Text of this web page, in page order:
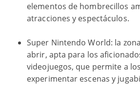
elementos de hombrecillos
atracciones y espectáculos.
Super Nintendo World: la
abrir, apta para los
videojuegos, que permite a
experimentar escenas y